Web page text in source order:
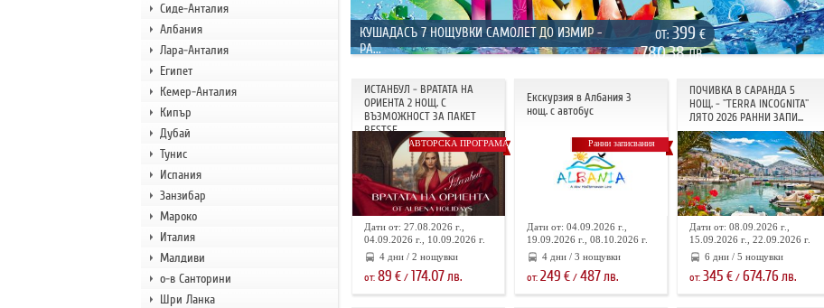
Сиде-Анталия
Албания
Лара-Анталия
Египет
Кемер-Анталия
Кипър
Дубай
Тунис
Испания
Занзибар
Мароко
Италия
Малдиви
о-в Санторини
Шри Ланка
КУШАДАСЪ 7 НОЩУВКИ САМОЛЕТ ДО ИЗМИР -
РА...
ОТ: 399 €
780.38 ЛВ.
ИСТАНБУЛ - ВРАТАТА НА
ОРИЕНТА 2 НОЩ. С
ВЪЗМОЖНОСТ ЗА ПАКЕТ
BESTSE...
АВТОРСКА ПРОГРАМА
Дати от: 27.08.2026 г.,
04.09.2026 г., 10.09.2026 г.
4 дни / 2 нощувки
от: 89 €/ 174.07лв.
Екскурзия в Албания 3
нощ. с автобус
Ранни записвания
Дати от: 04.09.2026 г.,
19.09.2026 г., 08.10.2026 г.
4 дни / 3 нощувки
от: 249 €/ 487лв.
ПОЧИВКА В САРАНДА 5
НОЩ. - "TERRA INCOGNITA"
ЛЯТО 2026 РАННИ ЗАПИ...
Дати от: 08.09.2026 г.,
15.09.2026 г., 22.09.2026 г.
6 дни / 5 нощувки
от: 345 €/ 674.76лв.